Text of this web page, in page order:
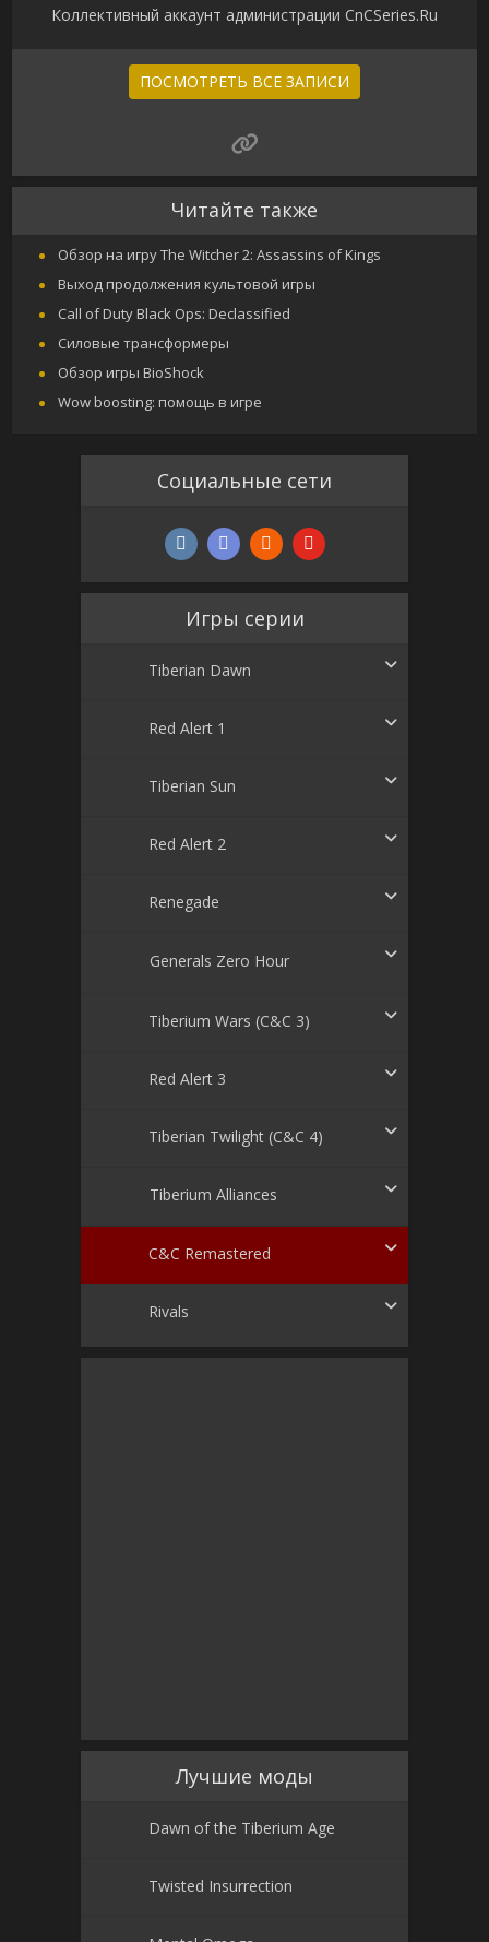
Коллективный аккаунт администрации CnCSeries.Ru
ПОСМОТРЕТЬ ВСЕ ЗАПИСИ
Читайте также
Обзор на игру The Witcher 2: Assassins of Kings
Выход продолжения культовой игры
Call of Duty Black Ops: Declassified
Силовые трансформеры
Обзор игры BioShock
Wow boosting: помощь в игре
Социальные сети
Игры серии
Tiberian Dawn
Red Alert 1
Tiberian Sun
Red Alert 2
Renegade
Generals Zero Hour
Tiberium Wars (C&C 3)
Red Alert 3
Tiberian Twilight (C&C 4)
Tiberium Alliances
C&C Remastered
Rivals
Лучшие моды
Dawn of the Tiberium Age
Twisted Insurrection